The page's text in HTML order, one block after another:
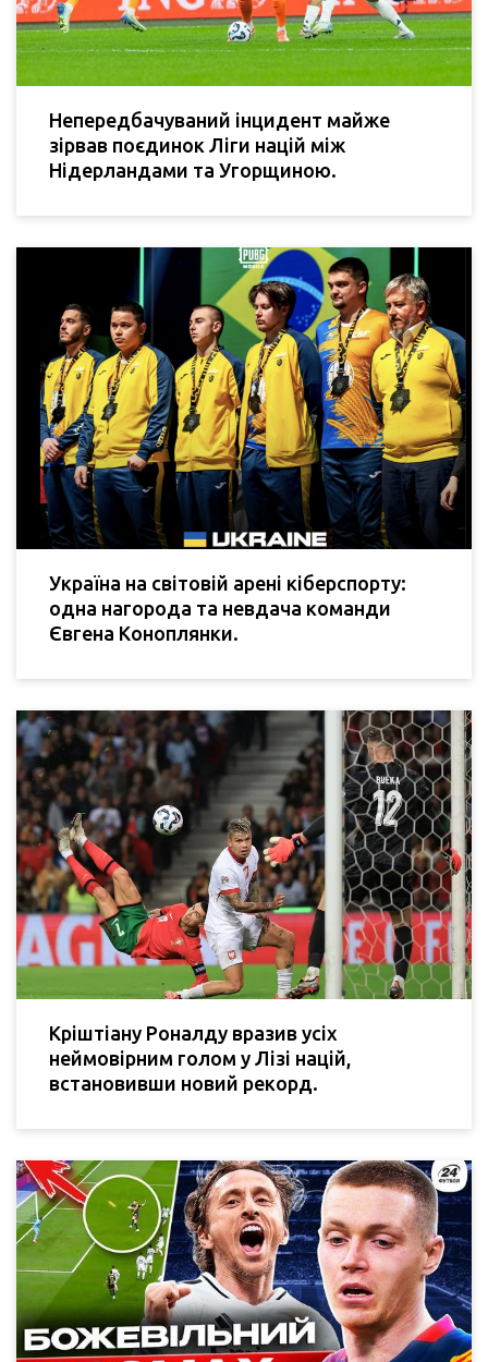
Непередбачуваний інцидент майже
зірвав поєдинок Ліги націй між
Нідерландами та Угорщиною.
Україна на світовій арені кіберспорту:
одна нагорода та невдача команди
Євгена Коноплянки.
Кріштіану Роналду вразив усіх
неймовірним голом у Лізі націй,
встановивши новий рекорд.